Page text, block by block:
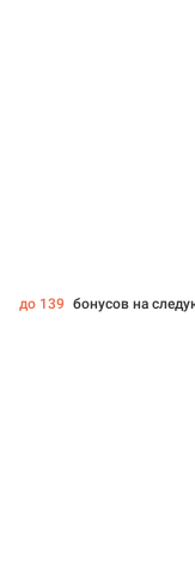
до 139 бонусов на